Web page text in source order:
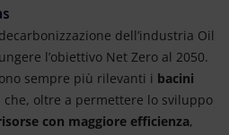
dell’industria Oil
l’obiettivo Net Zero al 2050.
sempre più rilevanti i bacini
che, oltre a permettere lo sviluppo
con maggiore efficienza,